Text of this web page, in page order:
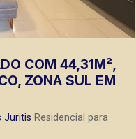
COM 44,31M²,
ZONA SUL EM
Juritis Residencial para